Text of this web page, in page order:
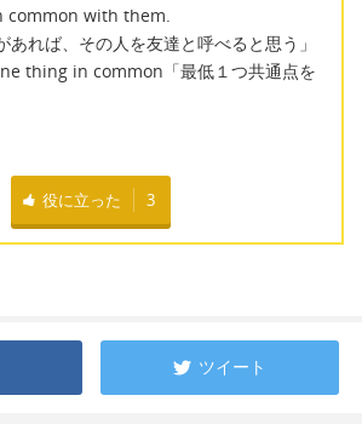
common with them.
あれば、その人を友達と呼べると思う」
thing in common「最低１つ共通点を
役に立った 3
ツイート